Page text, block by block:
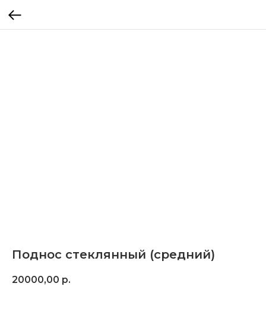
Поднос стеклянный (средний)
20000,00 р.